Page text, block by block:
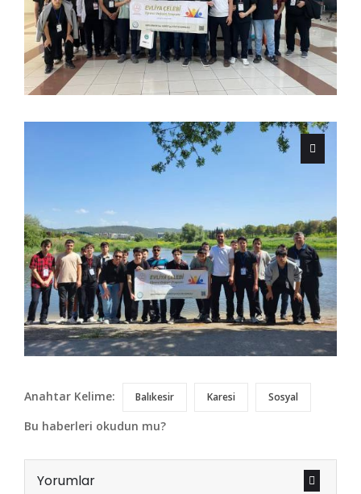
Anahtar Kelime: Balıkesir Karesi Sosyal
Bu haberleri okudun mu?
Yorumlar